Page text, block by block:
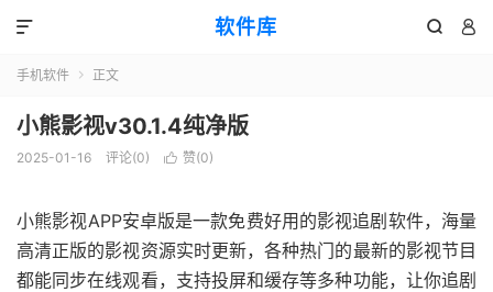
软件库  

手机软件  正文
小熊影视v30.1.4纯净版
2025-01-16 评论(0)  赞(0)
小熊影视APP安卓版是一款免费好用的影视追剧软件，海量
高清正版的影视资源实时更新，各种热门的最新的影视节目
都能同步在线观看，支持投屏和缓存等多种功能，让你追剧